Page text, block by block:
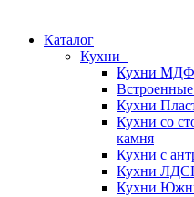
Каталог
Кухни
Кухни МДФ
Кухни
Кухни со
камня
Кухни с
Кухни
Кухни